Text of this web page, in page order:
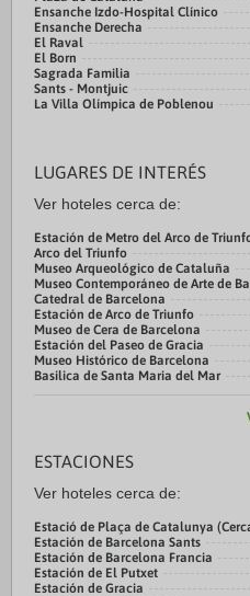
Ensanche Izdo-Hospital Clínico
Ensanche Derecha
El Raval
El Born
Sagrada Familia
Sants - Montjuic
La Villa Olímpica de Poblenou
LUGARES DE INTERÉS
Ver hoteles cerca de:
Estación de Metro del Arco de
Arco del Triunfo
Museo Arqueológico de Cataluña
Museo Contemporáneo de Arte de
Catedral de Barcelona
Estación de Arco de Triunfo
Museo de Cera de Barcelona
Estación del Paseo de Gracia
Museo Histórico de Barcelona
Basilica de Santa Maria del Mar
ESTACIONES
Ver hoteles cerca de:
Estació de Plaça de Catalunya
Estación de Barcelona Sants
Estación de Barcelona Francia
Estación de El Putxet
Estación de Gracia